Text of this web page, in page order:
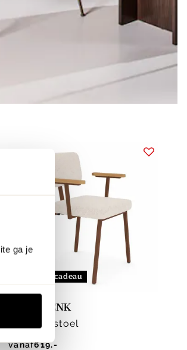
ga je
salontafel cadeau
Studio HENK
Ode Armstoel
vanaf619.-